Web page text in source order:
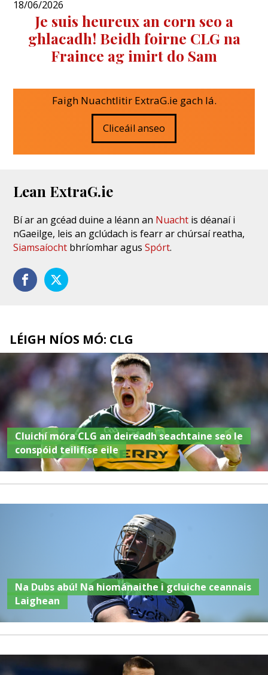
18/06/2026
Je suis heureux an corn seo a
ghlacadh! Beidh foirne CLG na
Fraince ag imirt do Sam
Faigh Nuachtlitir ExtraG.ie gach lá.
Cliceáil anseo
Lean ExtraG.ie
Bí ar an gcéad duine a léann an Nuacht is déanaí i
nGaeilge, leis an gclúdach is fearr ar chúrsaí reatha,
Siamsaíocht bhríomhar agusSpórt.
LÉIGH NÍOS MÓ: CLG
Cluichí móra CLG an deireadh seachtaine seo le
conspóid teilifíse eile
Na Dubs abú! Na hiománaithe i gcluiche ceannais
Laighean